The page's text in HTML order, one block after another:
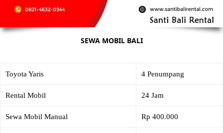
SEWA MOBIL BALI
Toyota Yaris 4 Penumpang
Rental Mobil 24 Jam
Sewa Mobil Manual Rp 400.000